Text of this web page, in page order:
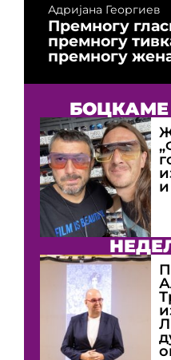
Адријана Георгиев
Премногу
премногу
премногу